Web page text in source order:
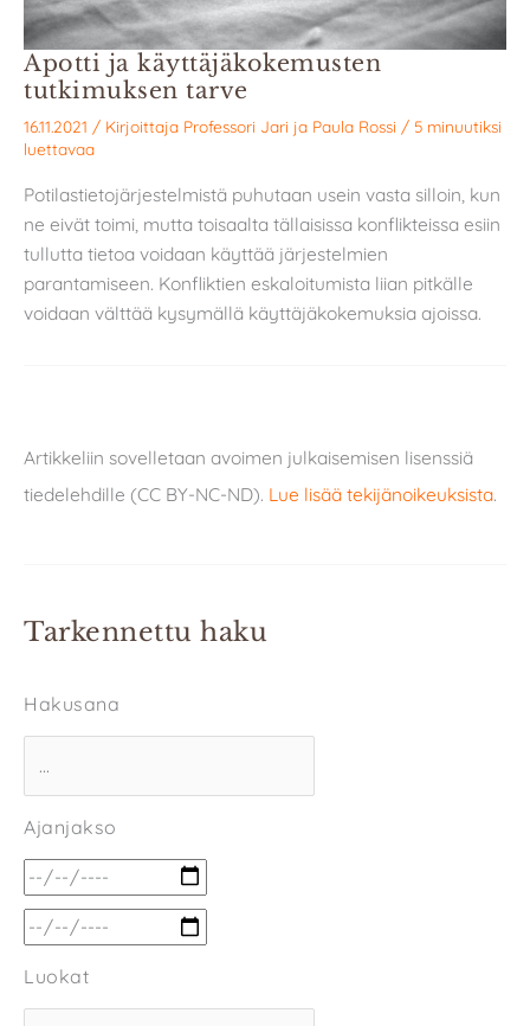
Apotti ja käyttäjäkokemusten
tutkimuksen tarve
16.11.2021 / Kirjoittaja Professori Jari ja Paula Rossi / 5 minuutiksi
luettavaa
Potilastietojärjestelmistä puhutaan usein vasta silloin, kun
ne eivät toimi, mutta toisaalta tällaisissa konflikteissa esiin
tullutta tietoa voidaan käyttää järjestelmien
parantamiseen. Konfliktien eskaloitumista liian pitkälle
voidaan välttää kysymällä käyttäjäkokemuksia ajoissa.
Artikkeliin sovelletaan avoimen julkaisemisen lisenssiä
tiedelehdille (CC BY-NC-ND). Lue lisää tekijänoikeuksista.
Tarkennettu haku
Hakusana
Ajanjakso
Luokat